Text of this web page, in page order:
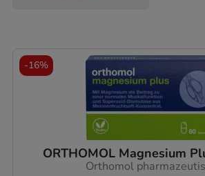
ORTHOMOL Magnesium
Orthomol
-16%